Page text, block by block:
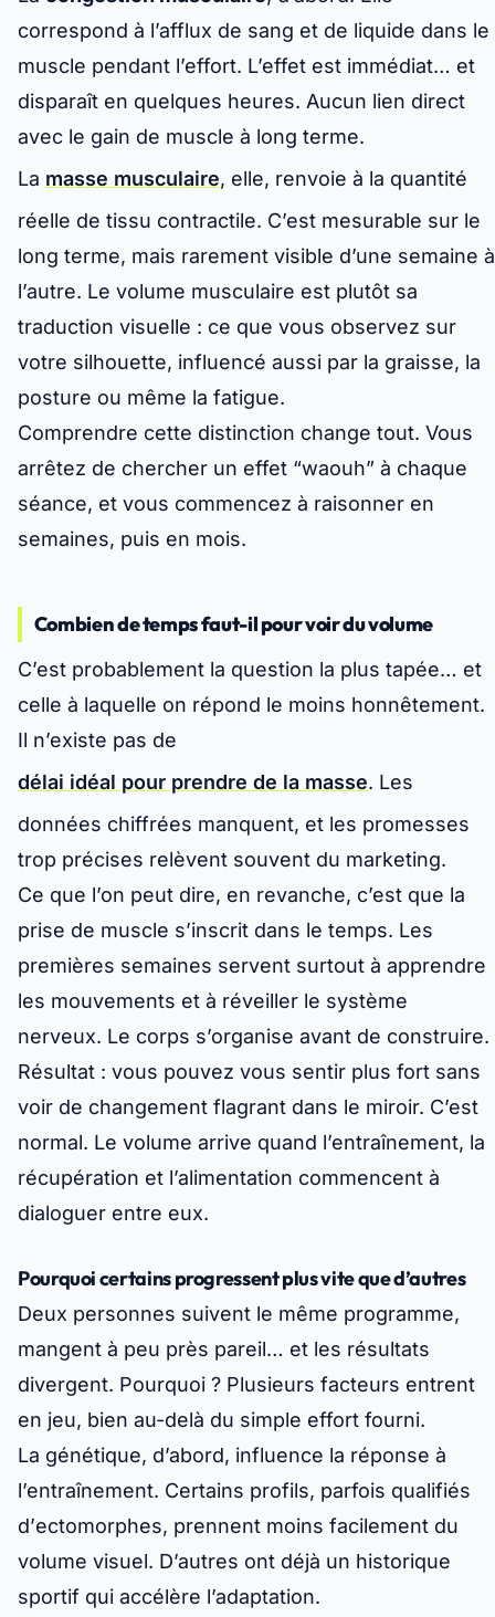
correspond à l’afflux de sang et de liquide dans le
muscle pendant l’effort. L’effet est immédiat… et
disparaît en quelques heures. Aucun lien direct
avec le gain de muscle à long terme.
La masse musculaire, elle, renvoie à la quantité
réelle de tissu contractile. C’est mesurable sur le
long terme, mais rarement visible d’une semaine à
l’autre. Le volume musculaire est plutôt sa
traduction visuelle : ce que vous observez sur
votre silhouette, influencé aussi par la graisse, la
posture ou même la fatigue.
Comprendre cette distinction change tout. Vous
arrêtez de chercher un effet “waouh” à chaque
séance, et vous commencez à raisonner en
semaines, puis en mois.
Combien de temps faut-il pour voir du volume
C’est probablement la question la plus tapée… et
celle à laquelle on répond le moins honnêtement.
Il n’existe pas de
délai idéal pour prendre de la masse. Les
données chiffrées manquent, et les promesses
trop précises relèvent souvent du marketing.
Ce que l’on peut dire, en revanche, c’est que la
prise de muscle s’inscrit dans le temps. Les
premières semaines servent surtout à apprendre
les mouvements et à réveiller le système
nerveux. Le corps s’organise avant de construire.
Résultat : vous pouvez vous sentir plus fort sans
voir de changement flagrant dans le miroir. C’est
normal. Le volume arrive quand l’entraînement, la
récupération et l’alimentation commencent à
dialoguer entre eux.
Pourquoi certains progressent plus vite que d’autres
Deux personnes suivent le même programme,
mangent à peu près pareil… et les résultats
divergent. Pourquoi ? Plusieurs facteurs entrent
en jeu, bien au-delà du simple effort fourni.
La génétique, d’abord, influence la réponse à
l’entraînement. Certains profils, parfois qualifiés
d’ectomorphes, prennent moins facilement du
volume visuel. D’autres ont déjà un historique
sportif qui accélère l’adaptation.